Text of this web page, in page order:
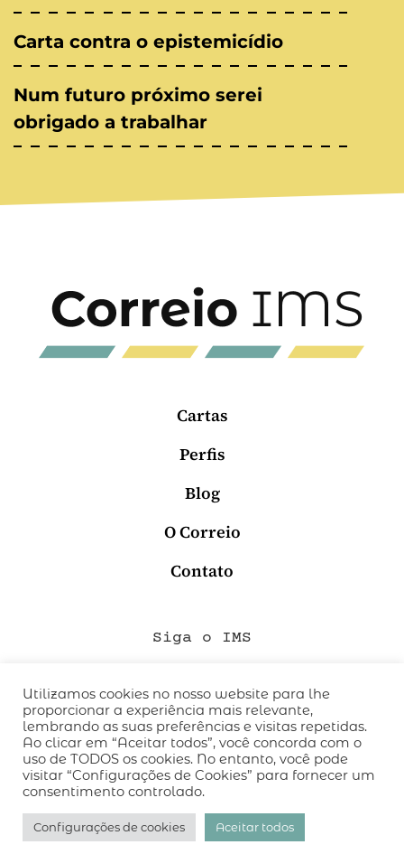
Carta contra o epistemicídio
Num futuro próximo serei
obrigado a trabalhar
Cartas
Perfis
Blog
O Correio
Contato
Siga o IMS
QUEM SOMOS
CÓDIGO DE CONDUTA
POLÍTICA DE PRIVACIDADE
TERMOS DE USO
desenvolvido pelo
Utilizamos cookies no nosso website para lhe
proporcionar a experiência mais relevante,
lembrando as suas preferências e visitas repetidas.
Ao clicar em “Aceitar todos”, você concorda com o
uso de TODOS os cookies. No entanto, você pode
visitar “Configurações de Cookies” para fornecer um
consentimento controlado.
Configurações de cookies Aceitar todos